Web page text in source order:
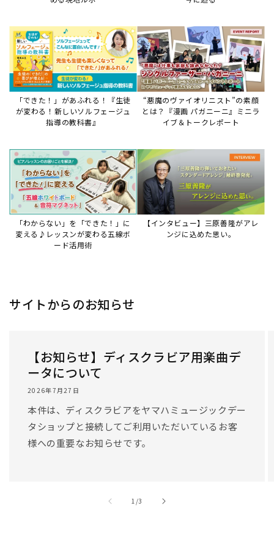
「できた！」があふれる！『生徒
が変わる！新しいソルフェージュ
指導の教科書』
“悪魔のヴァイオリニスト”の素顔
とは？『漫画 パガニーニ』ミニラ
イブ＆トークレポート
「わからない」を「できた！」に
変える♪レッスンが変わる五線ボ
ード活用術
【インタビュー】三原善隆がアレ
ンジに込めた思い。
サイトからのお知らせ
【お知らせ】ディスクラビア用楽曲デ
ータについて
2026年7月27日
本件は、ディスクラビアをヤマハミュージックデー
タショップと接続してご利用いただいているお客
様への重要なお知らせです。
1 //3